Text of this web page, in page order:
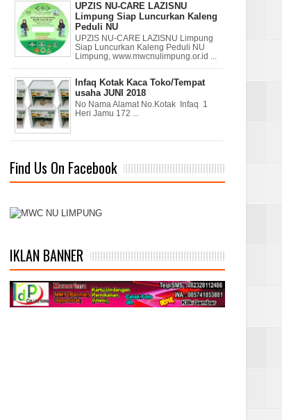
UPZIS NU-CARE LAZISNU
Limpung Siap Luncurkan Kaleng
Peduli NU
UPZIS NU-CARE LAZISNU Limpung
Siap Luncurkan Kaleng Peduli NU
Limpung, www.mwcnulimpung.or.id ...
Infaq Kotak Kaca Toko/Tempat
usaha JUNI 2018
No Nama Alamat No.Kotak Infaq 1
Heri Jamu 172 ...
Find Us On Facebook
IKLAN BANNER